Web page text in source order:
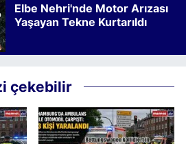
Elbe Nehri'nde Motor Arızası
Yaşayan Tekne Kurtarıldı
çekebilir